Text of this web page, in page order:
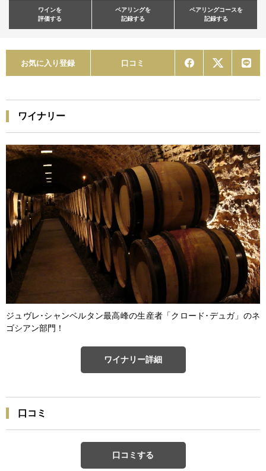
ワインを
評価する
ペアリングを
記録する
ペアリングコースを
記録する
お気に入り登録 口コミ
ワイナリー
ジュヴレ･シャンベルタン最高峰の生産者「クロード･デュガ」のネ
ゴシアン部門！
ワイナリー詳細
口コミ
口コミする